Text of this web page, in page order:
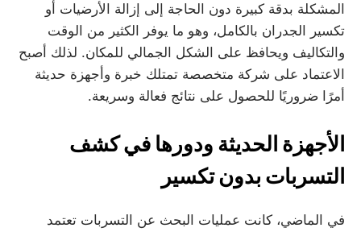
المشكلة بدقة كبيرة دون الحاجة إلى إزالة الأرضيات أو
تكسير الجدران بالكامل، وهو ما يوفر الكثير من الوقت
والتكاليف ويحافظ على الشكل الجمالي للمكان. لذلك أصبح
الاعتماد على شركة متخصصة تمتلك خبرة وأجهزة حديثة
أمرًا ضروريًا للحصول على نتائج فعالة وسريعة.
الأجهزة الحديثة ودورها في كشف
التسربات بدون تكسير
في الماضي، كانت عمليات البحث عن التسربات تعتمد